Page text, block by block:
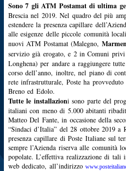
Sono 7 gli ATM Postamat di ultima
Brescia nel 2019. Nel quadro del più
estendere la presenza capillare
alle esigenze delle piccole comunità
nuovi ATM Postamat (Malegno,
servizio già erogato, e 2 in Comuni
Longhena) per andare a raggiungere
corso dell’anno, inoltre, nel piano di
rete infrastrutturale, Poste ha
Breno ed Edolo.
Tutte le installazioni sono parte del
italiani con meno di 5.000 abitanti
Matteo Del Fante, in occasione della
“Sindaci d’Italia” del 28 ottobre 2019 a
presenza capillare di Poste Italiane sul
sempre l’Azienda riserva alle comunità
popolate. L’effettiva realizzazione di tali
web dedicato, all’indirizzo